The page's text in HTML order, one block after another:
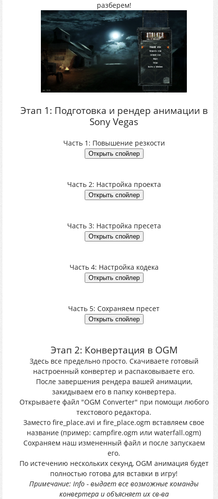
разберем!
Этап 1: Подготовка и рендер анимации в
Sony Vegas
Часть 1: Повышение резкости
Часть 2: Настройка проекта
Часть 3: Настройка пресета
Часть 4: Настройка кодека
Часть 5: Сохраняем пресет
Этап 2: Конвертация в OGM
Здесь все предельно просто. Скачиваете готовый
настроенный конвертер и распаковываете его.
После завершения рендера вашей анимации,
закидываем его в папку конвертера.
Открываете файл "OGM Converter" при помощи любого
текстового редактора.
Заместо fire_place.avi и fire_place.ogm вставляем свое
название (пример: campfire.ogm или waterfall.ogm)
Сохраняем наш измененный файл и после запускаем
его.
По истечению нескольких секунд, OGM анимация будет
полностью готова для вставки в игру!
Примечание: Info - выдает все возможные команды
конвертера и объясняет их св-ва